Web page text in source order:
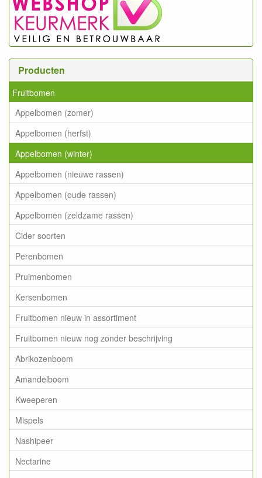
Producten
Fruitbomen
Appelbomen (zomer)
Appelbomen (herfst)
Appelbomen (winter)
Appelbomen (nieuwe rassen)
Appelbomen (oude rassen)
Appelbomen (zeldzame rassen)
Cider soorten
Perenbomen
Pruimenbomen
Kersenbomen
Fruitbomen nieuw in assortiment
Fruitbomen nieuw nog zonder beschrijving
Abrikozenboom
Amandelboom
Kweeperen
Mispels
Nashipeer
Nectarine